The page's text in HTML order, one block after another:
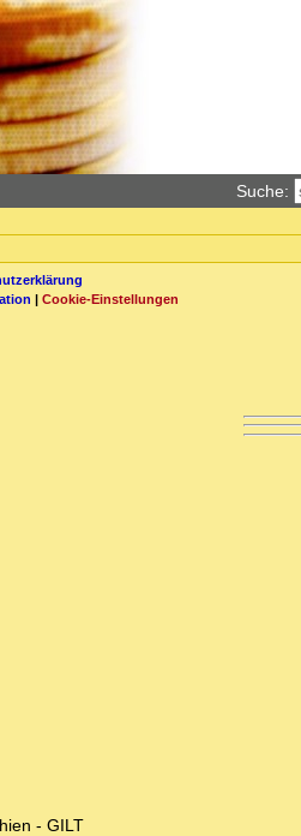
Suche:
| Cookie-Einstellungen
- GILT